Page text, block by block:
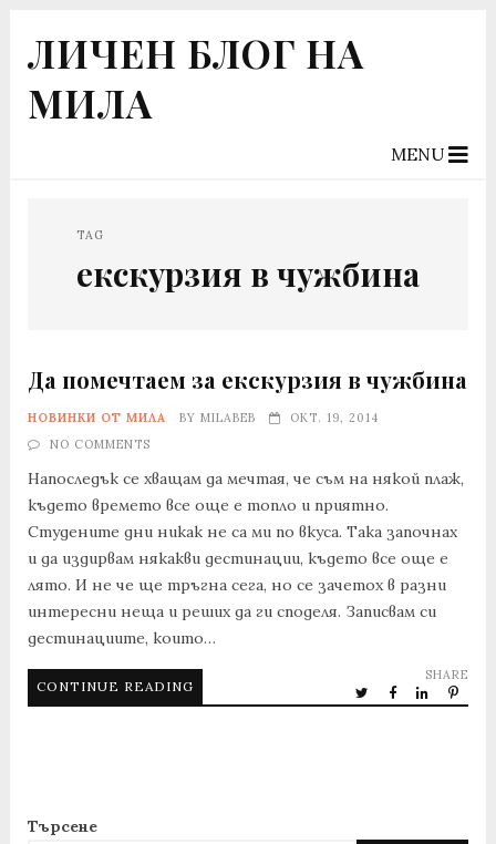
ЛИЧЕН БЛОГ НА
МИЛА
MENU
TAG
екскурзия в чужбина
Да помечтаем за екскурзия в чужбина
НОВИНКИ ОТ МИЛА BY MILABEB
ОКТ. 19, 2014
NO COMMENTS
Напоследък се хващам да мечтая, че съм на някой плаж,
където времето все още е топло и приятно.
Студените дни никак не са ми по вкуса. Така започнах
и да издирвам някакви дестинации, където все още е
лято. И не че ще тръгна сега, но се зачетох в разни
интересни неща и реших да ги споделя. Записвам си
дестинациите, които…
CONTINUE READING
SHARE
Търсене